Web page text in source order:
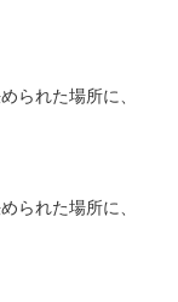
られた場所に、
られた場所に、